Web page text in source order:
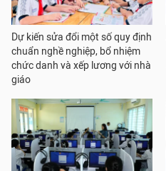
Dự kiến sửa đổi một số quy định
chuẩn nghề nghiệp, bổ nhiệm
chức danh và xếp lương với nhà
giáo